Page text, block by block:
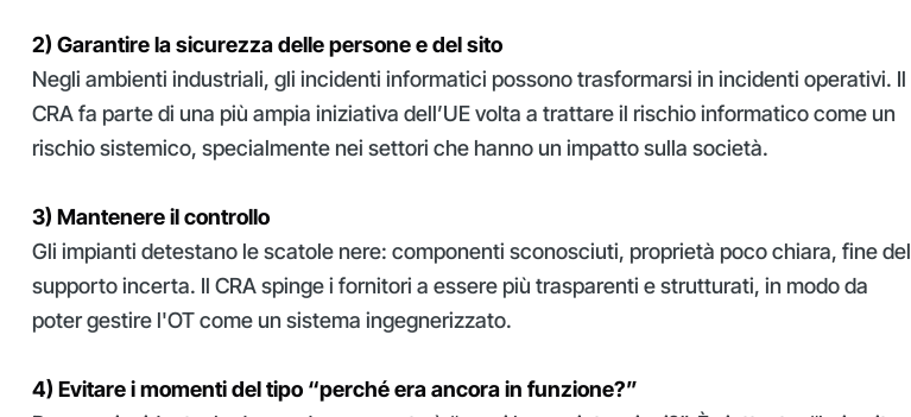
2) Garantire la sicurezza delle persone e del sito
Negli ambienti industriali, gli incidenti informatici possono trasformarsi in incidenti operativi. Il
CRA fa parte di una più ampia iniziativa dell’UE volta a trattare il rischio informatico come un
rischio sistemico, specialmente nei settori che hanno un impatto sulla società.
3) Mantenere il controllo
Gli impianti detestano le scatole nere: componenti sconosciuti, proprietà poco chiara, fine del
supporto incerta. Il CRA spinge i fornitori a essere più trasparenti e strutturati, in modo da
poter gestire l'OT come un sistema ingegnerizzato.
4) Evitare i momenti del tipo “perché era ancora in funzione?”